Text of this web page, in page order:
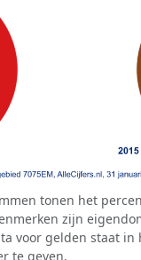
tonen het
zijn
voor gelden staat
te geven.